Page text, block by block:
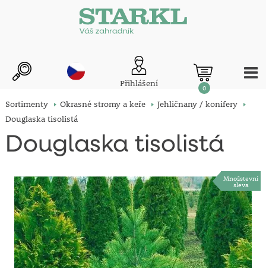
Přihlášení 0
Sortimenty Okrasné stromy a keře
Jehličnany / konifery
Douglaska tisolistá
Douglaska tisolistá
Množstevní
sleva